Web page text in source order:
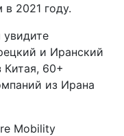
в 2021 году.
и Иранский
Китая, 60+
из Ирана
Mobility